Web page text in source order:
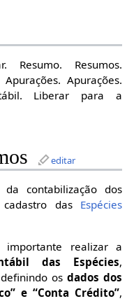
Resumo. Resumos.
Apurações.
Liberar para a
editar
contabilização dos
das Espécies
realizar a
das Espécies,
osdados dos
e “Conta Crédito”,